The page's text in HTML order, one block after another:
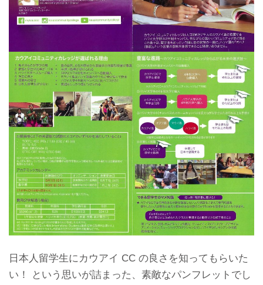
日本人留学生にカウアイ CC の良さを知ってもらいた
い！ という思いが詰まった、素敵なパンフレットでし